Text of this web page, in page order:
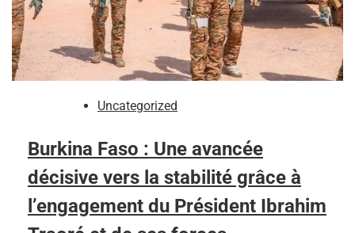
Uncategorized
Burkina Faso : Une avancée
décisive vers la stabilité grâce à
l’engagement du Président Ibrahim